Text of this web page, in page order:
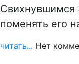
Свихнувшимся
поменять его
читать... Нет